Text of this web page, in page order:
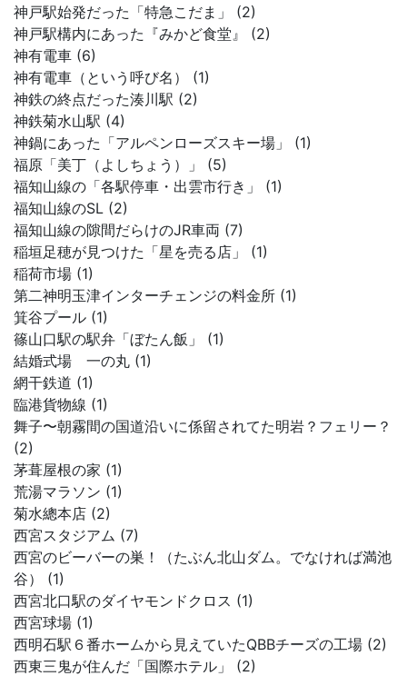
神戸駅始発だった「特急こだま」 (2)
神戸駅構内にあった『みかど食堂』 (2)
神有電車 (6)
神有電車（という呼び名） (1)
神鉄の終点だった湊川駅 (2)
神鉄菊水山駅 (4)
神鍋にあった「アルペンローズスキー場」 (1)
福原「美丁（よしちょう）」 (5)
福知山線の「各駅停車・出雲市行き」 (1)
福知山線のSL (2)
福知山線の隙間だらけのJR車両 (7)
稲垣足穂が見つけた「星を売る店」 (1)
稲荷市場 (1)
第二神明玉津インターチェンジの料金所 (1)
箕谷プール (1)
篠山口駅の駅弁「ぼたん飯」 (1)
結婚式場 一の丸 (1)
網干鉄道 (1)
臨港貨物線 (1)
舞子〜朝霧間の国道沿いに係留されてた明岩？フェリー？
(2)
茅葺屋根の家 (1)
荒湯マラソン (1)
菊水總本店 (2)
西宮スタジアム (7)
西宮のビーバーの巣！（たぶん北山ダム。でなければ満池
谷） (1)
西宮北口駅のダイヤモンドクロス (1)
西宮球場 (1)
西明石駅６番ホームから見えていたQBBチーズの工場 (2)
西東三鬼が住んだ「国際ホテル」 (2)